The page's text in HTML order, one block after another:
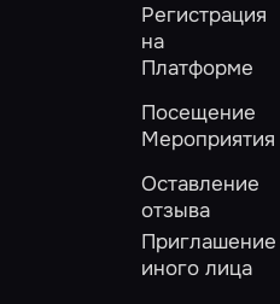
Регистрация
на
Платформе
Посещение
Мероприятия
Оставление
отзыва
Приглашение
иного лица